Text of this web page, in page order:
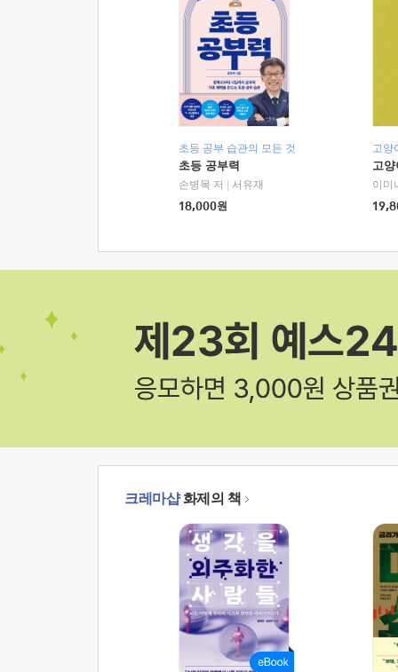
초등 공부 습관의 모든 것
초등 공부력
손병목 저
서유재
18,000원
고양
고
이미
크레마샵화제의 책